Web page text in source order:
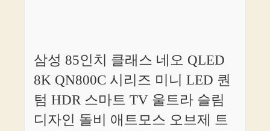
삼성 85인치 클래스 네오 QLED
8K QN800C 시리즈 미니 LED 퀀
텀 HDR 스마트 TV 울트라 슬림
디자인 돌비 애트모스 오브제 트